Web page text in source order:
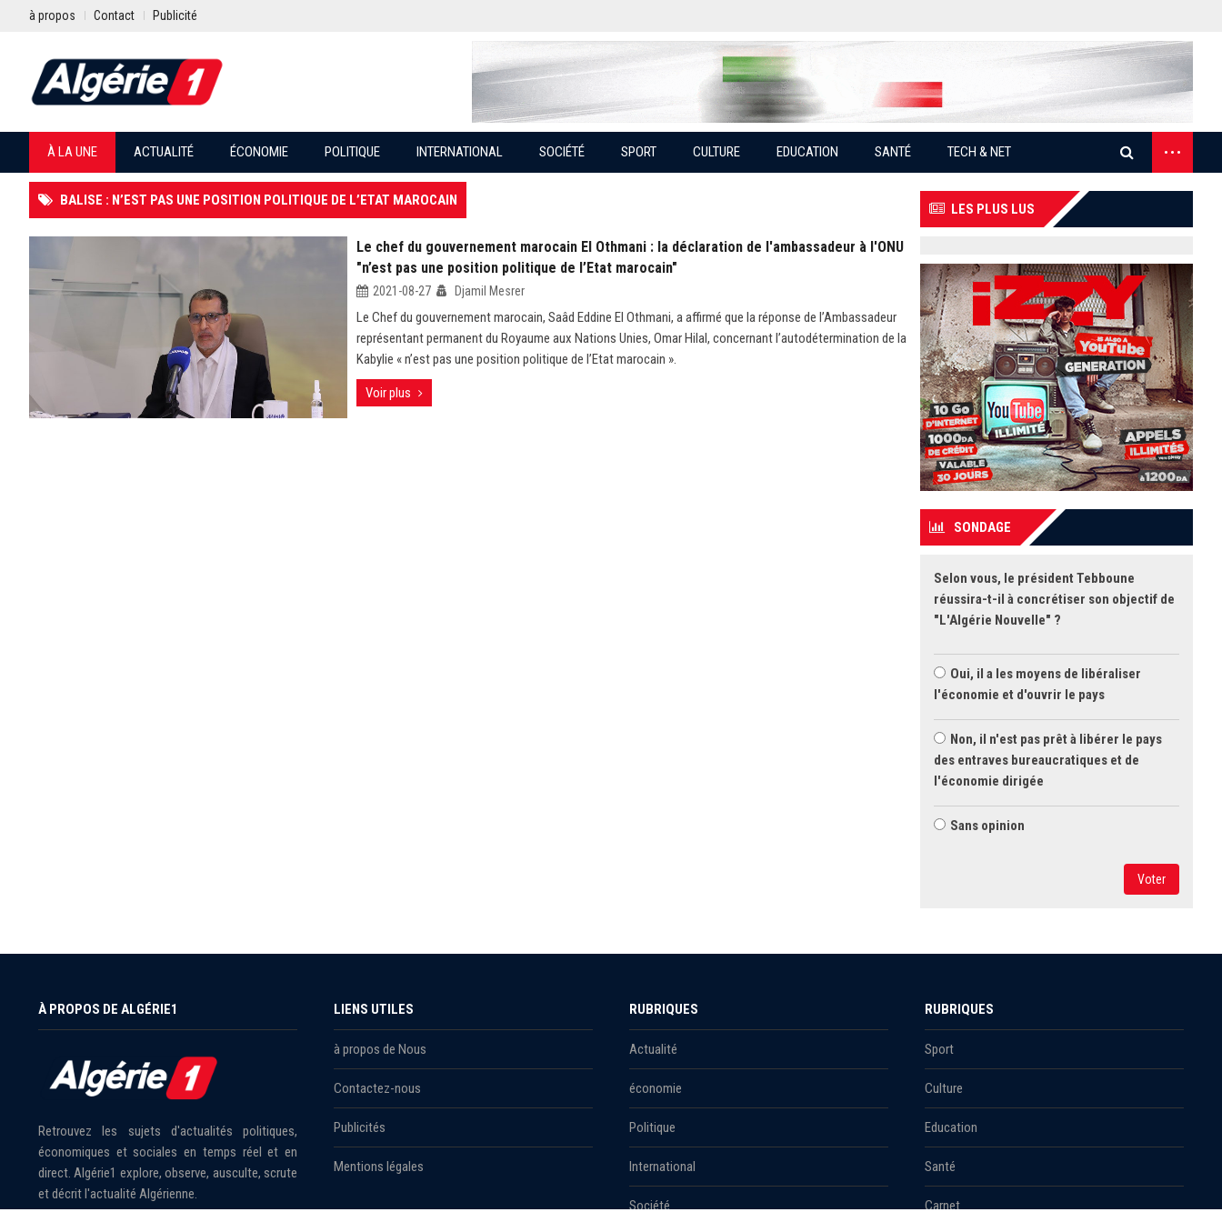
à propos Contact Publicité
À LA UNE ACTUALITÉ ÉCONOMIE POLITIQUE INTERNATIONAL SOCIÉTÉ SPORT CULTURE EDUCATION SANTÉ TECH & NET ...
BALISE : N’EST PAS UNE POSITION POLITIQUE DE L’ETAT MAROCAIN
Le chef du gouvernement marocain El Othmani : la déclaration de l'ambassadeur à l'ONU
"n’est pas une position politique de l’Etat marocain"
2021-08-27 Djamil Mesrer
Le Chef du gouvernement marocain, Saâd Eddine El Othmani, a affirmé que la réponse de l’Ambassadeur
représentant permanent du Royaume aux Nations Unies, Omar Hilal, concernant l’autodétermination de la
Kabylie « n’est pas une position politique de l’Etat marocain ».
Voir plus
LES PLUS LUS
SONDAGE
Selon vous, le président Tebboune
réussira-t-il à concrétiser son objectif de
"L'Algérie Nouvelle" ?
Oui, il a les moyens de libéraliser
l'économie et d'ouvrir le pays
Non, il n'est pas prêt à libérer le pays
des entraves bureaucratiques et de
l'économie dirigée
Sans opinion
Voter
À PROPOS DE ALGÉRIE1
Retrouvez les sujets d'actualités politiques,
économiques et sociales en temps réel et en
direct. Algérie1 explore, observe, ausculte, scrute
et décrit l'actualité Algérienne.
LIENS UTILES
à propos de Nous
Contactez-nous
Publicités
Mentions légales
RUBRIQUES
Actualité
économie
Politique
International
Société
RUBRIQUES
Sport
Culture
Education
Santé
Carnet